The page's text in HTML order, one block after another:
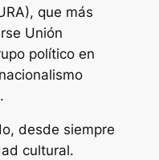
que más
Unión
político en
desde siempre
cultural.